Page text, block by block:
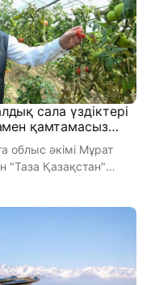
сала үздіктері
қамтамасыз
облыс әкімі Мұрат
"Таза Қазақстан"